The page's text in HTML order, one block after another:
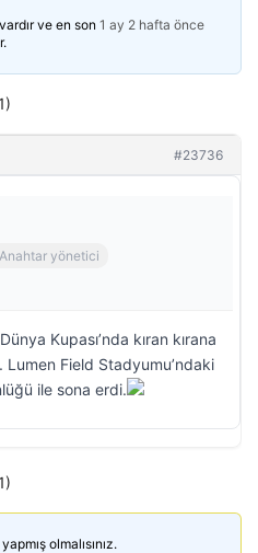
ve en son 1 ay 2 hafta önce
#23736
Anahtar yönetici
Kupası’nda kıran kırana
Field Stadyumu’ndaki
ile sona erdi.
olmalısınız.